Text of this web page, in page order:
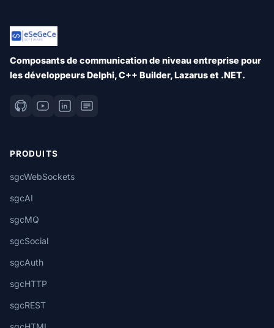
Composants de communication de niveau entreprise pour
les développeurs Delphi, C++ Builder, Lazarus et .NET.
PRODUITS
sgcWebSockets
sgcAI
sgcMQ
sgcSocial
sgcAuth
sgcHTTP
sgcREST